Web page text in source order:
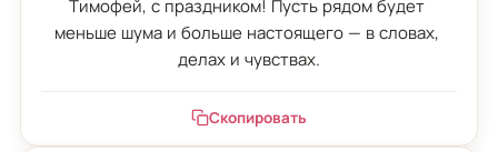
Тимофей, с праздником! Пусть рядом будет
меньше шума и больше настоящего — в словах,
делах и чувствах.
Скопировать